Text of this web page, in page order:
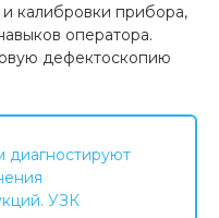
и калибровки прибора,
оператора.
дефектоскопию
диагностируют
УЗК